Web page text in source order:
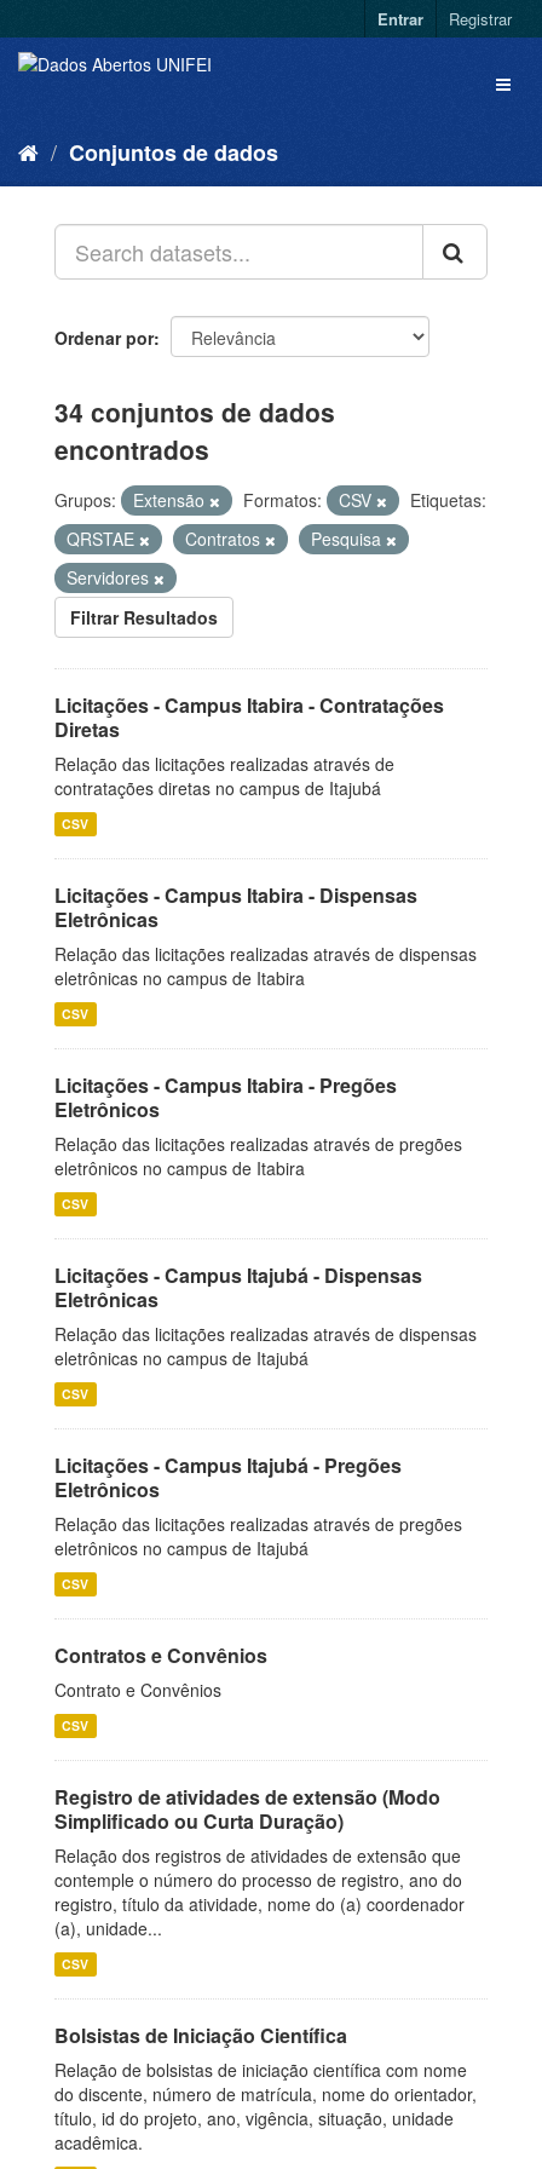
Entrar Registrar
Conjuntos de dados
Ordenar por
34 conjuntos de dados
encontrados
Grupos: Extensão Formatos: CSV
Etiquetas:
QRSTAE
Contratos
Pesquisa
Servidores
Filtrar Resultados
Licitações - Campus Itabira - Contratações
Diretas
Relação das licitações realizadas através de
contratações diretas no campus de Itajubá
CSV
Licitações - Campus Itabira - Dispensas
Eletrônicas
Relação das licitações realizadas através de dispensas
eletrônicas no campus de Itabira
CSV
Licitações - Campus Itabira - Pregões
Eletrônicos
Relação das licitações realizadas através de pregões
eletrônicos no campus de Itabira
CSV
Licitações - Campus Itajubá - Dispensas
Eletrônicas
Relação das licitações realizadas através de dispensas
eletrônicas no campus de Itajubá
CSV
Licitações - Campus Itajubá - Pregões
Eletrônicos
Relação das licitações realizadas através de pregões
eletrônicos no campus de Itajubá
CSV
Contratos e Convênios
Contrato e Convênios
CSV
Registro de atividades de extensão (Modo
Simplificado ou Curta Duração)
Relação dos registros de atividades de extensão que
contemple o número do processo de registro, ano do
registro, título da atividade, nome do (a) coordenador
(a), unidade...
CSV
Bolsistas de Iniciação Científica
Relação de bolsistas de iniciação científica com nome
do discente, número de matrícula, nome do orientador,
título, id do projeto, ano, vigência, situação, unidade
acadêmica.